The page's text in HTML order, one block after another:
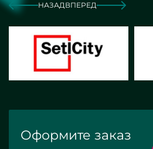
НАЗАДВПЕРЕД
Оформите заказ